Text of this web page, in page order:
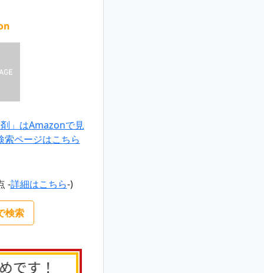
」はAmazonで見
索ページはこちら
-詳細はこちら-)
検索